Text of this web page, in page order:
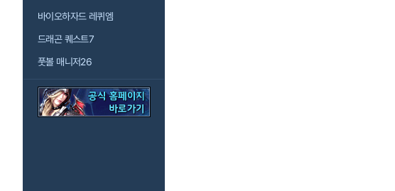
바이오하자드 레퀴엠
드래곤 퀘스트7
풋볼 매니저26